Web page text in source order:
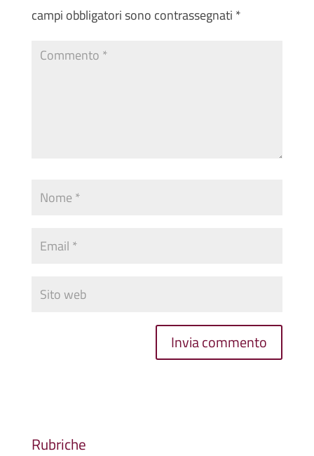
campi obbligatori sono contrassegnati *
Rubriche